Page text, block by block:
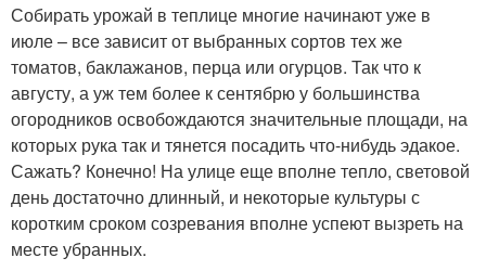
Собирать урожай в теплице многие начинают уже в
июле – все зависит от выбранных сортов тех же
томатов, баклажанов, перца или огурцов. Так что к
августу, а уж тем более к сентябрю у большинства
огородников освобождаются значительные площади, на
которых рука так и тянется посадить что-нибудь эдакое.
Сажать? Конечно! На улице еще вполне тепло, световой
день достаточно длинный, и некоторые культуры с
коротким сроком созревания вполне успеют вызреть на
месте убранных.